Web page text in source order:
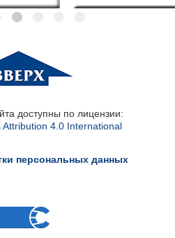
доступны по лицензии:
4.0 International
персональных данных